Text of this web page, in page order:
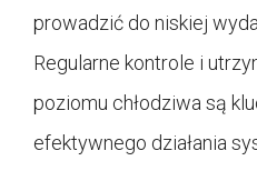
prowadzić do niskiej
Regularne kontrole i
poziomu chłodziwa są
efektywnego działania